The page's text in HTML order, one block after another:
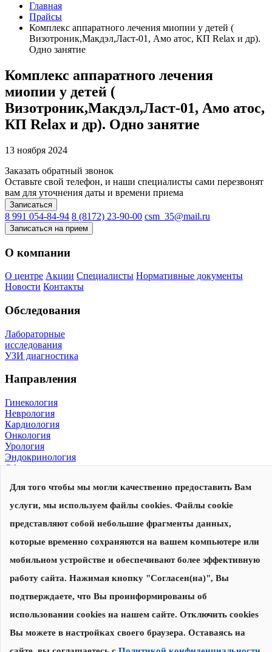
Главная
Прайсы
Комплекс аппаратного лечения миопии у детей (
Визотроник,Макдэл,Ласт-01, Амо атос, КП Relax и др).
Одно занятие
Комплекс аппаратного лечения
миопии у детей (
Визотроник,Макдэл,Ласт-01, Амо атос,
КП Relax и др). Одно занятие
13 ноября 2024
Заказать обратный звонок
Оставьте свой телефон, и наши специалисты сами перезвонят
вам для уточнения даты и времени приема
Записаться
8 991 054-84-94 8 (8172) 23-90-00 csm_35@mail.ru
Записаться на прием
О компании
О центре Акции Специалисты Нормативные документы
Новости Контакты
Обследования
Лабораторные
исследования
УЗИ диагностика
Направления
Гинекология
Неврология
Кардиология
Онкология
Урология
Эндокринология
Офтальмология
© 2026, Центр современной медицины
согласие на обработку
персональных данных
Сделано в
Запишитесь на прием
времени приема
Записаться на прием
Политикой конфиденциальностиидаю согласие на обработку
персональных данных
Для того чтобы мы могли качественно предоставить Вам
услуги, мы используем файлы cookies. Файлы cookie
представляют собой небольшие фрагменты данных,
которые временно сохраняются на вашем компьютере или
мобильном устройстве и обеспечивают более эффективную
работу сайта. Нажимая кнопку "Согласен(на)", Вы
подтверждаете, что Вы проинформированы об
использовании cookies на нашем сайте. Отключить cookies
Вы можете в настройках своего браузера. Оставаясь на